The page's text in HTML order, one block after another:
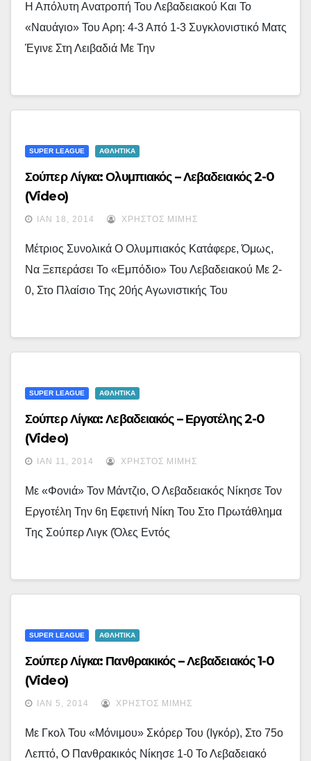
Η Απόλυτη Ανατροπή Του Λεβαδειακού Και Το
«ναυάγιο» Του Αρη: 4-3 Από 1-3 Συγκλονιστικό Ματς
Έγινε Στη Λειβαδιά Με Την
SUPER LEAGUE ΑΘΛΗΤΙΚΑ
Σούπερ Λίγκα: Ολυμπιακός – Λεβαδειακός 2-0
(video)
ΙΑΝ 18, 2014 ΧΡΉΣΤΟΣ ΜΊΜΗΣ
Μέτριος Συνολικά Ο Ολυμπιακός Κατάφερε, Όμως,
Να Ξεπεράσει Το «εμπόδιο» Του Λεβαδειακού Με 2-
0, Στο Πλαίσιο Της 20ής Αγωνιστικής Του
SUPER LEAGUE ΑΘΛΗΤΙΚΑ
Σούπερ Λίγκα: Λεβαδειακός – Εργοτέλης 2-0
(video)
ΙΑΝ 11, 2014 ΧΡΉΣΤΟΣ ΜΊΜΗΣ
Με «φονιά» Τον Μάντζιο, Ο Λεβαδειακός Νίκησε Τον
Εργοτέλη Την 6η Εφετινή Νίκη Του Στο Πρωτάθλημα
Της Σούπερ Λιγκ (όλες Εντός
SUPER LEAGUE ΑΘΛΗΤΙΚΑ
Σούπερ Λίγκα: Πανθρακικός – Λεβαδειακός 1-0
(video)
ΙΑΝ 5, 2014 ΧΡΉΣΤΟΣ ΜΊΜΗΣ
Με Γκολ Του «μόνιμου» Σκόρερ Του (Ιγκόρ), Στο 75ο
Λεπτό, Ο Πανθρακικός Νίκησε 1-0 Το Λεβαδειακό